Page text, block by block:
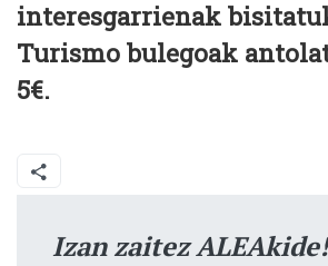
interesgarrienak
Turismo bulegoak
5€.
Izan zaitez ALEAkide!